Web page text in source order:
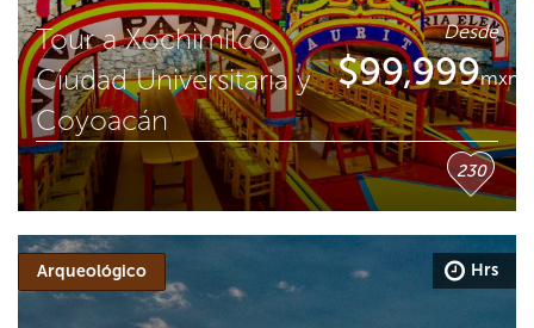
Tour a Xochimilco,
Ciudad Universitaria y
Coyoacán
Desde
$99,999mxn
230
Arqueológico Hrs